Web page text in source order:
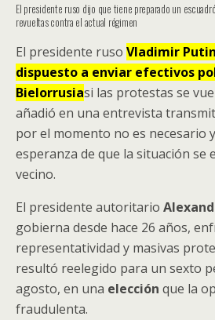
El presidente ruso dijo que tiene preparado un
revueltas contra el actual régimen
El presidente ruso Vladimir Putin
dispuesto a enviar efectivos
Bielorrusiasi las protestas se
añadió en una entrevista
por el momento no es necesario
esperanza de que la situación se
vecino.
El presidente autoritario
gobierna desde hace 26 años,
representatividad y masivas
resultó reelegido para un sexto
agosto, en una elección que la
fraudulenta.